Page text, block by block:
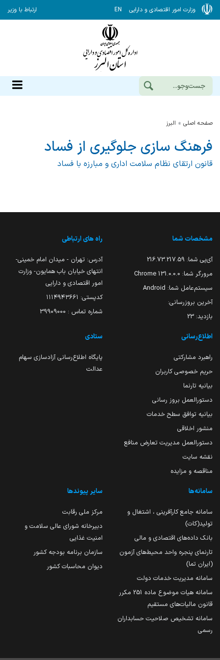
وزارت امور اقتصادی و دارایی EN ارتباط با وزیر
صفحه اصلی البرز
فرهنگ سازی جلوگیری از فساد
قانون ارتقای نظام سلامت اداری و مبارزه با فساد
مشخصات شما
آی‌پی شما: 216.73.217.59
مرورگر شما: 131.0.0.0 Chrome
سیستم‌عامل شما: Android
آخرین بروزرسانی:
بازدید: 23
راه های ارتباطی
آدرس: تهران - میدان امام خمینی-
انتهای خیابان باب همایون- وزارت
امور اقتصادی و دارایی
کدپستی: ۱۱۱۴۹۴۳۶۶۱
شماره تماس : 39909000
اطلاع‌رسانی
راهبرد مشارکتی
حریم خصوصی کاربران
بیانیه تارنما
دستورالعمل بروز رسانی
بیانیه توافق سطح خدمات
منشور اخلاقی
دستورالعمل مدیریت تعارض منافع
نقشه سایت
مناقصه و مزایده
ستادی
پایگاه اطلاع‌رسانی آزادسازی سهام
عدالت
سامانه‌ها
سامانه جامع کارآفرینی ، اشتغال و
تولید(کات)
بانک داده‌های اقتصادی و مالی
تارنمای پنجره واحد محیط‌های آزمون
(ایران تما)
سامانه مدیریت خدمات دولت
سامانه هیات موضوع ماده 251 مکرر
قانون مالیات‌های مستقیم
سامانه تشخیص صلاحیت حسابداران
رسمی
سایر پیوندها
مرکز ملی رقابت
دبیرخانه شورای عالی سلامت و
امنیت غذایی
سازمان برنامه بودجه کشور
دیوان محاسبات کشور